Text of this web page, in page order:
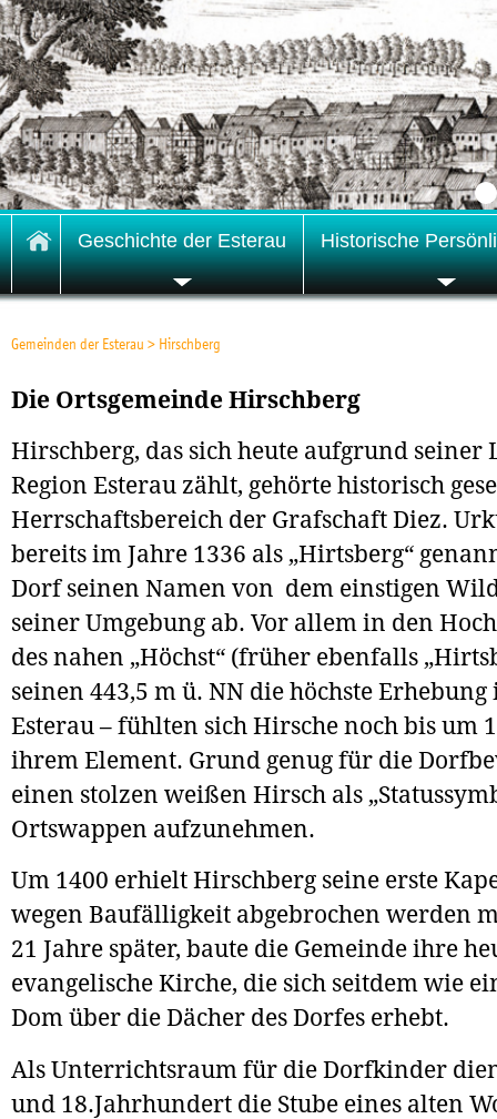
Geschichte der Esterau Historische
Gemeinden der Esterau > Hirschberg
Die Ortsgemeinde Hirschberg
Hirschberg, das sich heute aufgrund seiner
Region Esterau zählt, gehörte historisch
Herrschaftsbereich der Grafschaft Diez.
bereits im Jahre 1336 als „Hirtsberg“
Dorf seinen Namen von dem einstigen
seiner Umgebung ab. Vor allem in den
des nahen „Höchst“ (früher ebenfalls
seinen 443,5 m ü. NN die höchste
Esterau – fühlten sich Hirsche noch bis um
ihrem Element. Grund genug für die
einen stolzen weißen Hirsch als
Ortswappen aufzunehmen.
Um 1400 erhielt Hirschberg seine erste
wegen Baufälligkeit abgebrochen werden
21 Jahre später, baute die Gemeinde ihre
evangelische Kirche, die sich seitdem wie
Dom über die Dächer des Dorfes erhebt.
Als Unterrichtsraum für die Dorfkinder
und 18.Jahrhundert die Stube eines alten